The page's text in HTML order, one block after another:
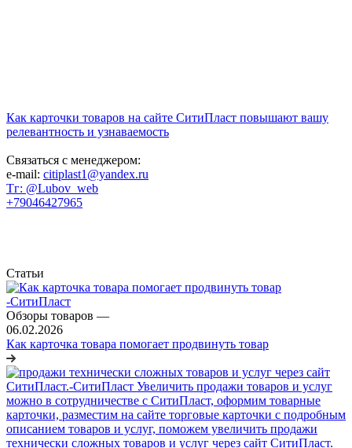
Как карточки товаров на сайте СитиПласт повышают вашу
релевантность и узнаваемость
Связаться с менеджером:
e-mail: citiplast1@yandex.ru
Тг: @Lubov_web
+79046427965
Статьи
Обзоры товаров —
06.02.2026
Как карточка товара помогает продвинуть товар